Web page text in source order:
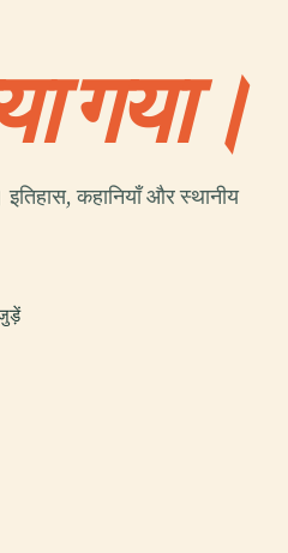
गया।
कहानियाँ और स्थानीय